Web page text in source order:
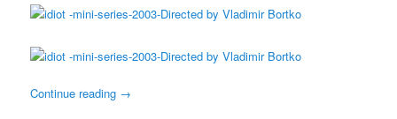
Continue reading →